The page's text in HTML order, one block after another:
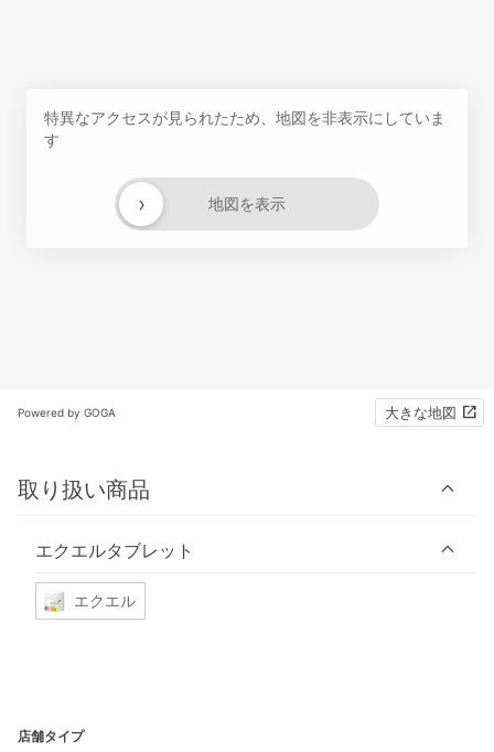
特異なアクセスが見られたため、地図を非表示にしていま
す
地図を表示
›
Powered by GOGA 大きな地図
取り扱い商品
エクエルタブレット
エクエル
店舗タイプ